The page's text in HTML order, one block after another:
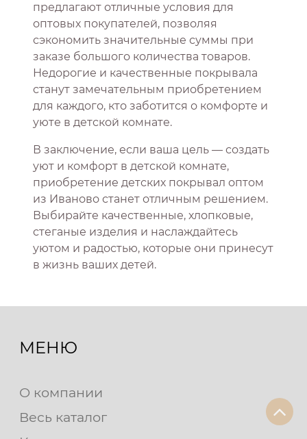
предлагают отличные условия для
оптовых покупателей, позволяя
сэкономить значительные суммы при
заказе большого количества товаров.
Недорогие и качественные покрывала
станут замечательным приобретением
для каждого, кто заботится о комфорте и
уюте в детской комнате.
В заключение, если ваша цель — создать
уют и комфорт в детской комнате,
приобретение детских покрывал оптом
из Иваново станет отличным решением.
Выбирайте качественные, хлопковые,
стеганые изделия и наслаждайтесь
уютом и радостью, которые они принесут
в жизнь ваших детей.
МЕНЮ
О компании
Весь каталог